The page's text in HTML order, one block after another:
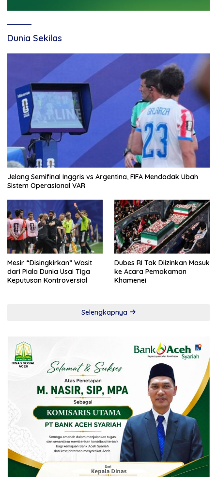
Dunia Sekilas
Jelang Semifinal Inggris vs Argentina, FIFA Mendadak Ubah
Sistem Operasional VAR
Mesir “Disingkirkan” Wasit
dari Piala Dunia Usai Tiga
Keputusan Kontroversial
Dubes RI Tak Diizinkan Masuk
ke Acara Pemakaman
Khamenei
Selengkapnya